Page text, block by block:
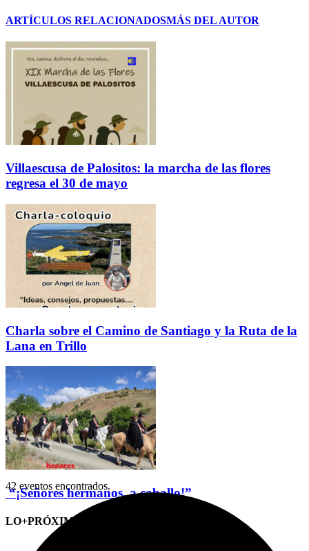
ARTÍCULOS RELACIONADOSMÁS DEL AUTOR
Villaescusa de Palositos: la marcha de las flores
regresa el 30 de mayo
Charla sobre el Camino de Santiago y la Ruta de la
Lana en Trillo
“¡Señores hermanos, a caballo!”
LO+PRÓXIMO (CITAS)
42 eventos encontrados.